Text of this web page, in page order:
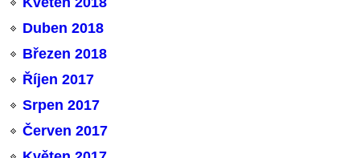
Duben 2018
Březen 2018
Říjen 2017
Srpen 2017
Červen 2017